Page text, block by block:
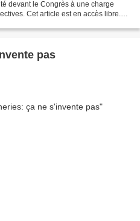
devant le Congrès à une charge
Cet article est en accès libre.
pas